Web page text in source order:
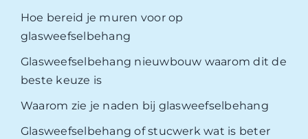
Hoe bereid je muren voor op
glasweefselbehang
Glasweefselbehang nieuwbouw waarom dit de
beste keuze is
Waarom zie je naden bij glasweefselbehang
Glasweefselbehang of stucwerk wat is beter